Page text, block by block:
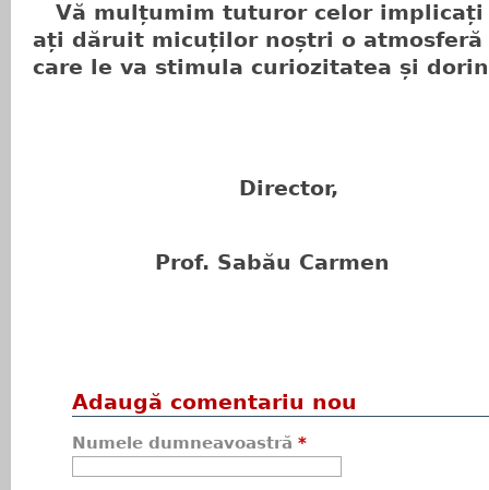
Vă mulțumim tuturor celor implicați
ați dăruit micuților noștri o
care le va stimula curiozitatea și
Director,
Prof. Sabău Carmen
Adaugă comentariu nou
Numele dumneavoastră *